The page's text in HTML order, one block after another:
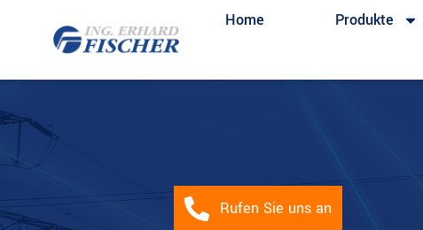
Home Produkte
Rufen Sie uns an